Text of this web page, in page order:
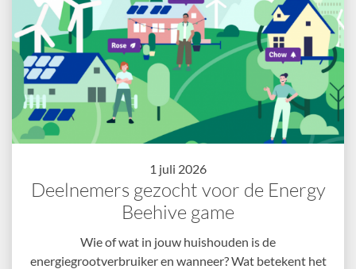
1 juli 2026
Deelnemers gezocht voor de Energy
Beehive game
Wie of wat in jouw huishouden is de
energiegrootverbruiker en wanneer? Wat betekent het